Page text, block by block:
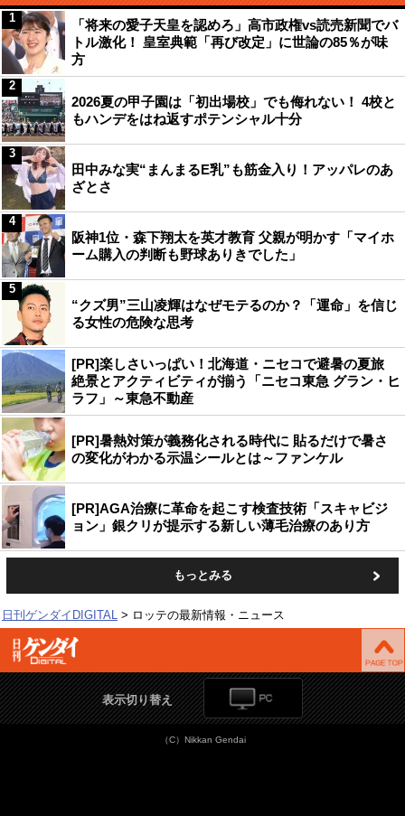
「将来の愛子天皇を認めろ」高市政権vs読売新聞でバ
トル激化！ 皇室典範「再び改定」に世論の85％が味
方
1
2026夏の甲子園は「初出場校」でも侮れない！ 4校と
もハンデをはね返すポテンシャル十分
2
田中みな実“まんまるE乳”も筋金入り！アッパレのあ
ざとさ
3
阪神1位・森下翔太を英才教育 父親が明かす「マイホ
ーム購入の判断も野球ありきでした」
4
“クズ男”三山凌輝はなぜモテるのか？「運命」を信じ
る女性の危険な思考
5
[PR]楽しさいっぱい！北海道・ニセコで避暑の夏旅
絶景とアクティビティが揃う「ニセコ東急 グラン・ヒ
ラフ」～東急不動産
[PR]暑熱対策が義務化される時代に 貼るだけで暑さ
の変化がわかる示温シールとは～ファンケル
[PR]AGA治療に革命を起こす検査技術「スキャビジ
ョン」銀クリが提示する新しい薄毛治療のあり方
もっとみる
日刊ゲンダイDIGITAL ロッテの最新情報・ニュース
表示切り替え
（C）Nikkan Gendai